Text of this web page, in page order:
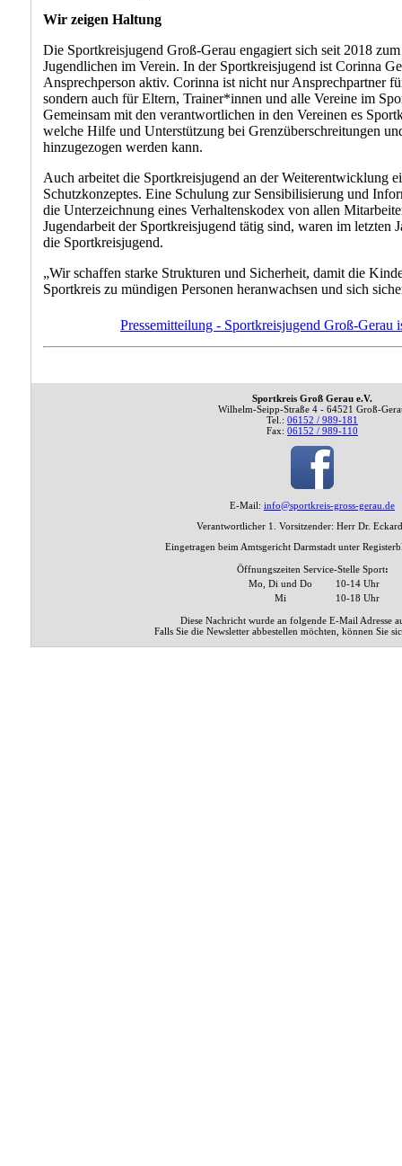
Wir zeigen Haltung
Die Sportkreisjugend Groß-Gerau engagiert sich seit 2018
Jugendlichen im Verein. In der Sportkreisjugend ist Corinna
Ansprechperson aktiv. Corinna ist nicht nur Ansprechpartner
sondern auch für Eltern, Trainer*innen und alle Vereine im
Gemeinsam mit den verantwortlichen in den Vereinen es
welche Hilfe und Unterstützung bei Grenzüberschreitungen
hinzugezogen werden kann.
Auch arbeitet die Sportkreisjugend an der Weiterentwicklung
Schutzkonzeptes. Eine Schulung zur Sensibilisierung und
die Unterzeichnung eines Verhaltenskodex von allen
Jugendarbeit der Sportkreisjugend tätig sind, waren im letzten
die Sportkreisjugend.
„Wir schaffen starke Strukturen und Sicherheit, damit die
Sportkreis zu mündigen Personen heranwachsen und sich
Pressemitteilung - Sportkreisjugend Groß-Gerau
Sportkreis Groß Gerau e.V.
Wilhelm-Seipp-Straße 4 - 64521 Groß-
Tel.: 06152 / 989-181
Fax: 06152 / 989-110
E-Mail: info@sportkreis-gross-gerau.de
Verantwortlicher 1. Vorsitzender: Herr Dr.
Eingetragen beim Amtsgericht Darmstadt unter
Öffnungszeiten Service-Stelle Sport:
Mo, Di und Do
10-14 Uhr
Mi
10-18 Uhr
Diese Nachricht wurde an folgende E-Mail Adresse
Falls Sie die Newsletter abbestellen möchten, können Sie